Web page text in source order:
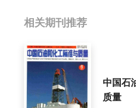
相关提问
石油地球物理勘探影响因子
石油地球物理勘探怎么样？
石油地球物理勘探面费如何
相关期刊推荐
中国石
质量